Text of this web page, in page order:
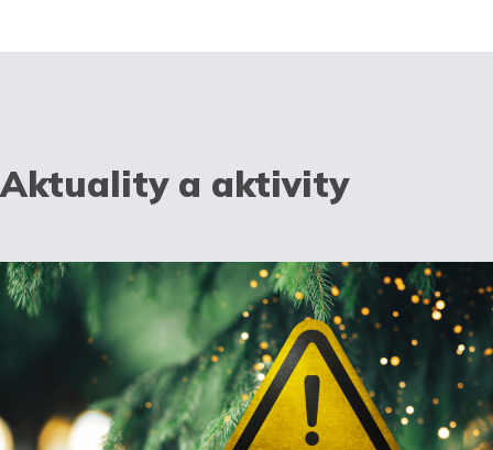
Aktuality a aktivity